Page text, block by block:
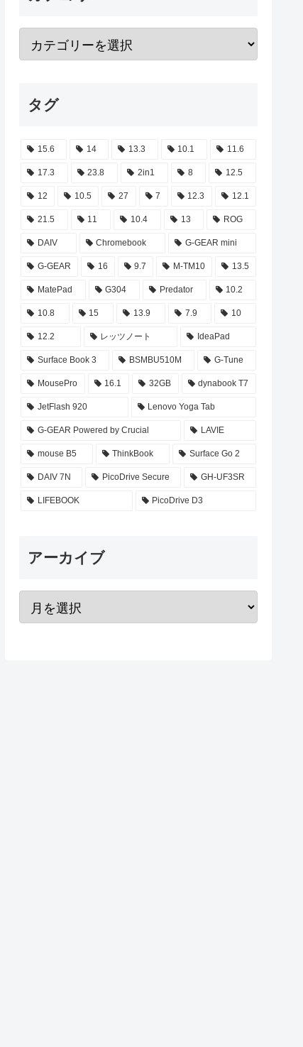
タグ
15.6 14 13.3 10.1 11.6
17.3 23.8 2in1 8 12.5
12 10.5 27 7 12.3 12.1
21.5 11 10.4 13 ROG
DAIV Chromebook G-GEAR mini
G-GEAR 16 9.7 M-TM10 13.5
MatePad G304 Predator 10.2
10.8 15 13.9 7.9 10
12.2 レッツノート IdeaPad
Surface Book 3 BSMBU510M G-Tune
MousePro 16.1 32GB dynabook T7
JetFlash 920 Lenovo Yoga Tab
G-GEAR Powered by Crucial LAVIE
mouse B5 ThinkBook Surface Go 2
DAIV 7N PicoDrive Secure GH-UF3SR
LIFEBOOK PicoDrive D3
アーカイブ